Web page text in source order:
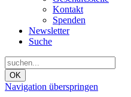
Kontakt
Spenden
Newsletter
Suche
OK
Navigation überspringen